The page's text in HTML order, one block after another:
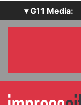
▾ G11 Media:
SecurityOpenLab